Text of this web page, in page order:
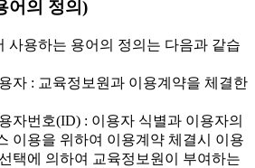
어의 정의)
사용하는 용어의 정의는 다음과 같습
자 : 교육정보원과 이용계약을 체결한
자번호(ID) : 이용자 식별과 이용자의
이용을 위하여 이용계약 체결시 이용
택에 의하여 교육정보원이 부여하는